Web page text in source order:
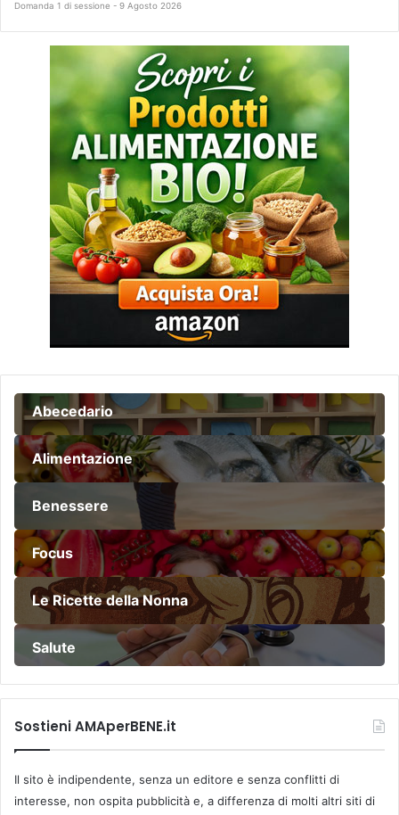
Domanda 1 di sessione - 9 Agosto 2026
Abecedario
Alimentazione
Benessere
Focus
Le Ricette della Nonna
Salute
Sostieni AMAperBENE.it
Il sito è indipendente, senza un editore e senza conflitti di
interesse, non ospita pubblicità e, a differenza di molti altri siti di